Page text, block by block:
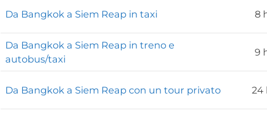
Da Bangkok a Siem Reap in taxi 8
Da Bangkok a Siem Reap in treno e
autobus/taxi
9
Da Bangkok a Siem Reap con un tour privato 24